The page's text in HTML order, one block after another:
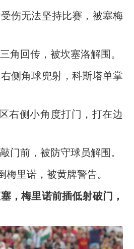
伤无法坚持比赛，被塞梅
角回传，被坎塞洛解围。
侧角球兜射，科斯塔单掌
右侧小角度打门，打在边
门前，被防守球员解围。
梅里诺，被黄牌警告。
，梅里诺前插低射破门，